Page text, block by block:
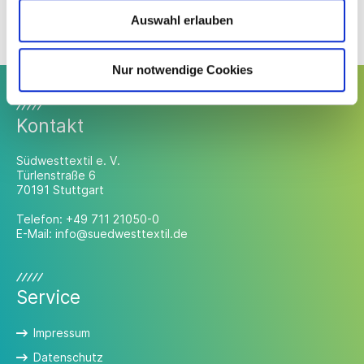
Auswahl erlauben
Nur notwendige Cookies
schneider@suedwesttextil.de
Kontakt
Südwesttextil e. V.
Türlenstraße 6
70191 Stuttgart
Telefon: +49 711 21050-0
E-Mail: info@suedwesttextil.de
Service
Impressum
Datenschutz